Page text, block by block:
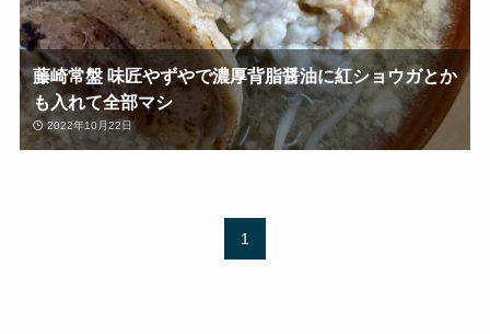
藤崎常盤 味匠やずやで濃厚背脂醤油に紅ショウガとか
も入れて全部マシ
2022年10月22日
1